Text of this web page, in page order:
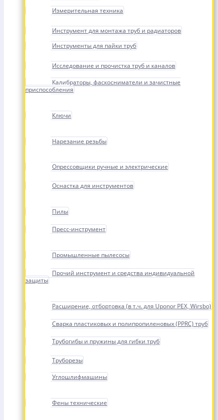
Измерительная техника
Инструмент для монтажа труб и радиаторов
Инструменты для пайки труб
Исследование и прочистка труб и каналов
Калибраторы, фаскосниматели и зачистные
приспособления
Ключи
Нарезание резьбы
Опрессовщики ручные и электрические
Оснастка для инструментов
Пилы
Пресс-инструмент
Промышленные пылесосы
Прочий инструмент и средства индивидуальной
защиты
Расширение, отбортовка (в т.ч. для Uponor PEX, Wirsbo)
Сварка пластиковых и полипропиленовых (PPRC) труб
Трубогибы и пружины для гибки труб
Труборезы
Углошлифмашины
Фены технические